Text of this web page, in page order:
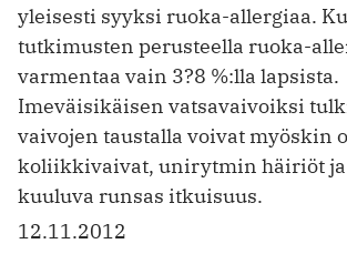
yleisesti syyksi ruoka-allergiaa.
tutkimusten perusteella ruoka-
varmentaa vain 3?8 %:lla lapsista.
Imeväisikäisen vatsavaivoiksi
vaivojen taustalla voivat myöskin
koliikkivaivat, unirytmin häiriöt
kuuluva runsas itkuisuus.
12.11.2012